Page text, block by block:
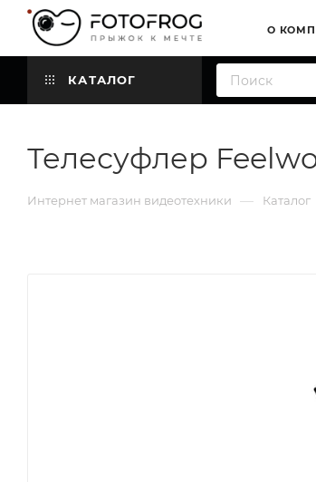
О
КАТАЛОГ
Телесуфлер
Интернет магазин видеотехники — Каталог